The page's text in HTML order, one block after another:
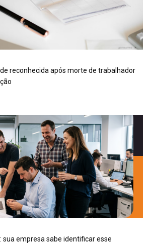
reconhecida após morte de trabalhador
sua empresa sabe identificar esse